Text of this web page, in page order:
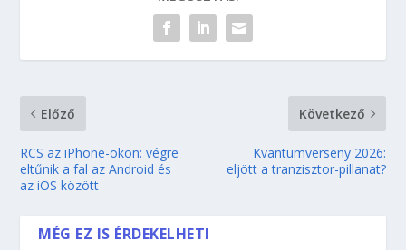
Előző
RCS az iPhone-okon: végre
eltűnik a fal az Android és
az iOS között
Következő
Kvantumverseny 2026:
eljött a tranzisztor-pillanat?
MÉG EZ IS ÉRDEKELHETI